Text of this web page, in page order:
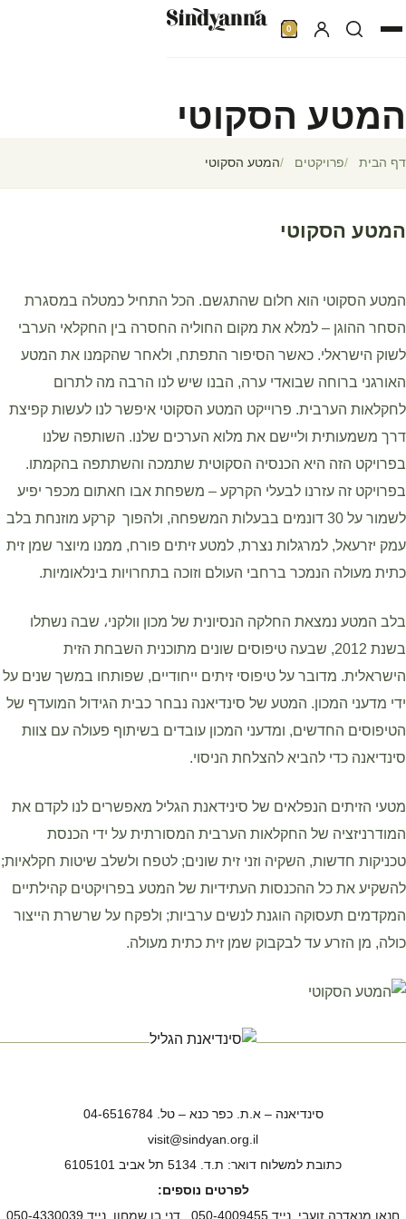
0
חדשות ואירועים
המטע הסקוטי
דף הבית פרויקטים המטע הסקוטי
המטע הסקוטי
המטע הסקוטי הוא חלום שהתגשם. הכל התחיל כמטלה במסגרת
הסחר ההוגן – למלא את מקום החוליה החסרה בין החקלאי הערבי
לשוק הישראלי. כאשר הסיפור התפתח, ולאחר שהקמנו את המטע
האורגני ברוחה שבואדי ערה, הבנו שיש לנו הרבה מה לתרום
לחקלאות הערבית. פרוייקט המטע הסקוטי איפשר לנו לעשות קפיצת
דרך משמעותית וליישם את מלוא הערכים שלנו. השותפה שלנו
בפרויקט הזה היא הכנסיה הסקוטית שתמכה והשתתפה בהקמתו.
בפרויקט זה עזרנו לבעלי הקרקע – משפחת אבו חאתום מכפר יפיע
לשמור על 30 דונמים בבעלות המשפחה, ולהפוך קרקע מוזנחת בלב
עמק יזרעאל, למרגלות נצרת, למטע זיתים פורח, ממנו מיוצר שמן זית
כתית מעולה הנמכר ברחבי העולם וזוכה בתחרויות בינלאומיות.
בלב המטע נמצאת החלקה הנסיונית של מכון וולקני، שבה נשתלו
בשנת 2012, שבעה טיפוסים שונים מתוכנית השבחת הזית
הישראלית. מדובר על טיפוסי זיתים ייחודיים, שפותחו במשך שנים על
ידי מדעני המכון. המטע של סינדיאנה נבחר כבית הגידול המועדף של
הטיפוסים החדשים, ומדעני המכון עובדים בשיתוף פעולה עם צוות
סינדיאנה כדי להביא להצלחת הניסוי.
מטעי הזיתים הנפלאים של סינידאנת הגליל מאפשרים לנו לקדם את
המודרניזציה של החקלאות הערבית המסורתית על ידי הכנסת
טכניקות חדשות, השקיה וזני זית שונים; לטפח ולשלב שיטות חקלאיות;
להשקיע את כל ההכנסות העתידיות של המטע בפרויקטים קהילתיים
המקדמים תעסוקה הוגנת לנשים ערביות; ולפקח על שרשרת הייצור
כולה, מן הזרע עד לבקבוק שמן זית כתית מעולה.
סינדיאנה – א.ת. כפר כנא – טל. 04-6516784
visit@sindyan.org.il
כתובת למשלוח דואר: ת.ד. 5134 תל אביב 6105101
לפרטים נוספים:
חנאן מנאדרה זועבי, נייד 050-4009455 , דני בן שמחון, נייד 050-4330039